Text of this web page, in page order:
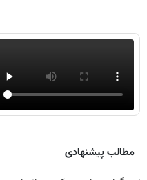
مطالب پیشنهادی